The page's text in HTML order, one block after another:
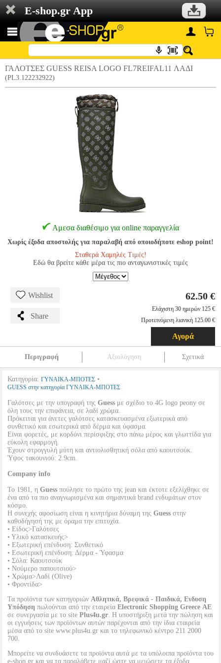
E-shop.gr App
ΓΑΛΟΤΣΕΣ GUESS REISA LOGO FL7REIFAL11 ΛΑΔΙ
(PL3.122232922)
Αμεσα διαθέσιμο για online παραγγελία
Χωρίς έξοδα αποστολής για παραλαβή από οποιοδήποτε eshop point!
Σταθερά Χαμηλές Τιμές!
Εδώ θα βρείτε κάθε μέρα τις πιο ανταγωνιστικές τιμές
Wishlist
Share
62.50 €
Ελάχιστη 30 ημερών 125 €
Προτεινόμενη λιανική 125.00 €
Αγορά
Περιγραφή Αξιολόγηση Σχετικά
Κατηγορία: ΓΥΝΑΙΚΑ-ΜΠΟΤΕΣ •
GUESS στην κατηγορία ΓΥΝΑΙΚΑ-ΜΠΟΤΕΣ
Γαλότσες με την υπογραφή της Guess με σχέδιο το 4G logo peony σε
όλη τους την επιφάνεια, σε λαδί χρώμα.
Πρόκειται για άνετες γαλότσες κατασκευασμένα εξωτερικά από
συνθετικό και εσωτερικά από δέρμα και ύφασμα.
Είναι φορετές, με κορδόνι περίσφιξης στο πάνω μέρος και γλωττίδα για
εύκολη εφαρμογή.
Έχουν στρογγυλή μύτη και αντιολισθητική σόλα από καουτσούκ.
Ύψος τακουνιού: 2.9cm.
Company info
Το 1981, η Guess πούλησε το πρώτο της jean και έκτοτε εξελίχθηκε σε
ένα από τα πιο αναγνωρισμένα και σημαντικά brand ενδυμάτων στον
κόσμο.
Η συνεχής αφοσίωση είναι η κινητήρια δύναμη της Guess στην
καθοδήγησή της με όραμα την επιτυχία.
• Είδος>Γαλότσες
• Υλικό κατασκευής>
• Εξωτερική επένδυση: Συνθετικό
• Εσωτερική επένδυση: Δέρμα - Ύφασμα
• Σόλα: Καουτσούκ
• Νούμερο παπουτσιού>
• Χρώμα>Λαδί (Olive)
• Φροντίδα>
Τα προϊόντα των κατηγοριών Αθλητικά, Βρεφικά - Παιδικά, Ενδυση
Υπόδηση πωλούνται από την εταιρεία Electronic Shopping Greece ΑΕ
σε συνεργασία με το site Plus4u.gr. Η υποστήριξη μετά την πώληση και
οι εγγυήσεις των προϊόντων αυτών παρέχονται από την ίδια εταιρεία
μέσα από το site www.plus4u.gr και το τηλεφωνικό κέντρο 211 2000
700.
Μπορείτε να συνδυάσετε τα προϊόντα αυτά με τα υπόλοιπα προϊόντα του
e-shop.gr και να τα παραλάβετε μαζί ώστε να μειώσετε τα έξοδα